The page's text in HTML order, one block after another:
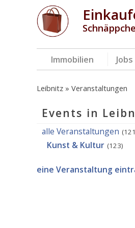
Immobilien Jobs
Leibnitz Veranstaltungen
Events in
alle Veranstaltungen
Kunst & Kultur (123)
eine Veranstaltung